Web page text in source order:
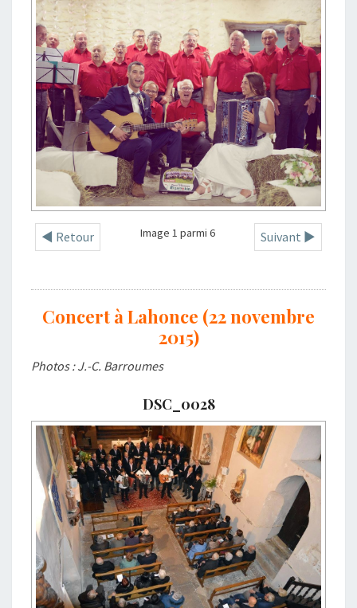
◄ Retour Suivant ►
Image 1 parmi 6
Concert à Lahonce (22 novembre
2015)
Photos : J.-C. Barroumes
DSC_0028